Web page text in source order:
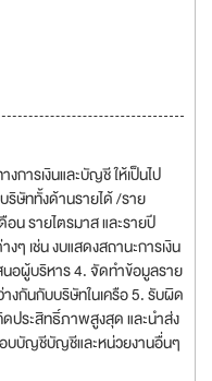
การเงินและบัญชี ให้เป็นไป
ษัททั้งด้านรายได้ /ราย
อน รายไตรมาส และรายปี
ๆ เช่น งบแสดงสถานะการเงิน
นอผู้บริหาร 4. จัดทำข้อมูลราย
างกันกับบริษัทในเครือ 5. รับผิด
ประสิทธิ์ภาพสูงสุด และนำส่ง
บบัญชีบัญชีและหน่วยงานอื่นๆ